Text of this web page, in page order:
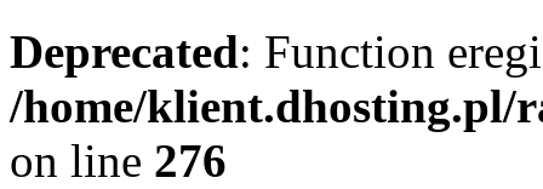
Deprecated: Function
/home/klient.dhosting.pl/
on line 276